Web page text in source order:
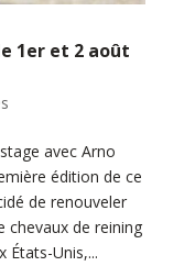
1er et 2 août
avec Arno
édition de ce
de renouveler
chevaux de reining
États-Unis,...